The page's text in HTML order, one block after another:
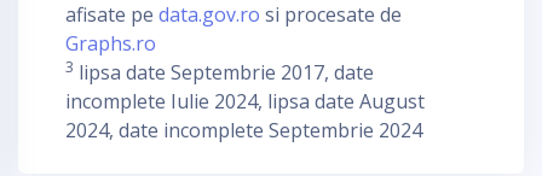
afisate pe data.gov.ro si procesate de
Graphs.ro
3 lipsa date Septembrie 2017, date
incomplete Iulie 2024, lipsa date August
2024, date incomplete Septembrie 2024